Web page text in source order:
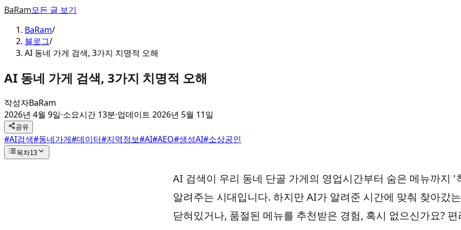
BaRam모든 글 보기
BaRam/
블로그/
AI 동네 가게 검색, 3가지 치명적 오해
AI 동네 가게 검색, 3가지 치명적 오해
작성자BaRam
2026년 4월 9일·소요시간 13분·업데이트 2026년 5월 11일
공유
#AI검색#동네가게#데이터#지역정보#AI#AEO#생성AI#소상공인
목차13
AI 검색이 우리 동네 단골 가게의 영업시간부터 숨은 메뉴까지 '
알려주는 시대입니다. 하지만 AI가 알려준 시간에 맞춰 찾아갔
닫혀있거나, 품절된 메뉴를 추천받은 경험, 혹시 없으신가요? 편